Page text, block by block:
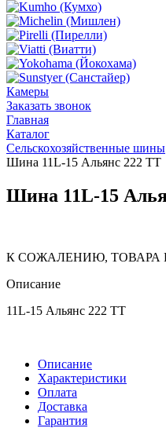
Камеры
Заказать звонок
Главная
Каталог
Сельскохозяйственные шины
Шина 11L-15 Альянс 222 TT
Шина 11L-15
К СОЖАЛЕНИЮ, ТОВАРА
Описание
11L-15 Альянс 222 TT
Описание
Характеристики
Оплата
Доставка
Гарантия